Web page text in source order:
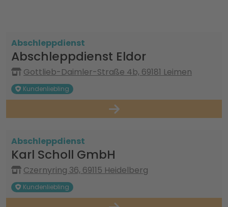
Abschleppdienst
Abschleppdienst Eldor
Gottlieb-Daimler-Straße 4b, 69181 Leimen
Kundenliebling
Abschleppdienst
Karl Scholl GmbH
Czernyring 36, 69115 Heidelberg
Kundenliebling